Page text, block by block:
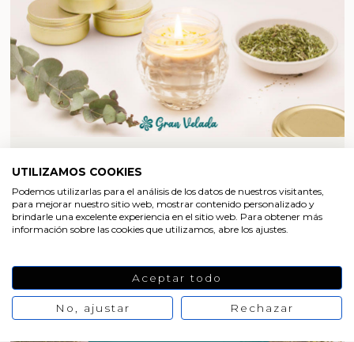
Velas de ruda
UTILIZAMOS COOKIES
Podemos utilizarlas para el análisis de los datos de nuestros visitantes,
para mejorar nuestro sitio web, mostrar contenido personalizado y
brindarle una excelente experiencia en el sitio web. Para obtener más
información sobre las cookies que utilizamos, abre los ajustes.
Aceptar todo
No, ajustar Rechazar